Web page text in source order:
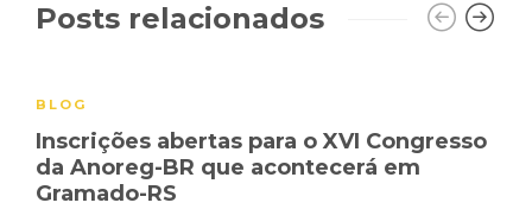
Posts relacionados
BLOG
Inscrições abertas para o XVI Congresso
da Anoreg-BR que acontecerá em
Gramado-RS